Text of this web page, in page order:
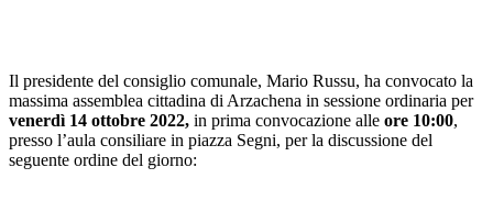
Il presidente del consiglio comunale, Mario Russu, ha convocato la
massima assemblea cittadina di Arzachena in sessione ordinaria per
venerdì 14 ottobre 2022, in prima convocazione alle ore 10:00,
presso l’aula consiliare in piazza Segni, per la discussione del
seguente ordine del giorno: